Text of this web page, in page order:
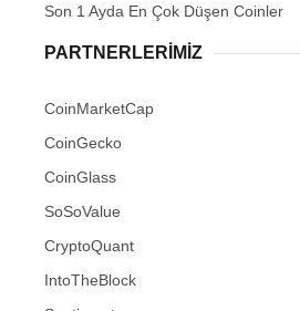
Son 1 Ayda En Çok Düşen Coinler
PARTNERLERIMIZ
CoinMarketCap
CoinGecko
CoinGlass
SoSoValue
CryptoQuant
IntoTheBlock